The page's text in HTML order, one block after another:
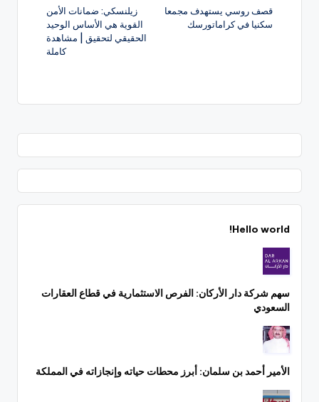
المقالات
قصف روسي يستهدف مجمعا
سكنيا في كراماتورسك
زيلنسكي: ضمانات الأمن
القوية هي الأساس الوحيد
الحقيقي لتحقيق | مشاهدة
كاملة
Hello world!
سهم شركة دار الأركان: الفرص الاستثمارية في قطاع العقارات
السعودي
الأمير أحمد بن سلمان: أبرز محطات حياته وإنجازاته في المملكة